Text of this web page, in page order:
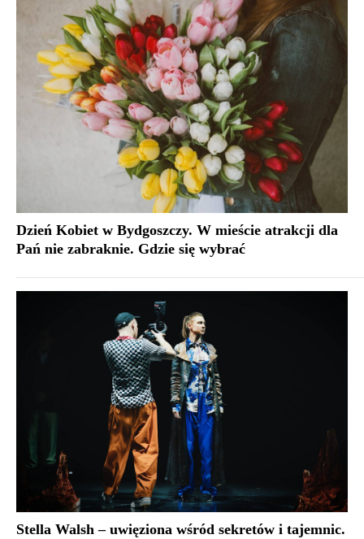
Dzień Kobiet w Bydgoszczy. W mieście atrakcji dla
Pań nie zabraknie. Gdzie się wybrać
Stella Walsh – uwięziona wśród sekretów i tajemnic.